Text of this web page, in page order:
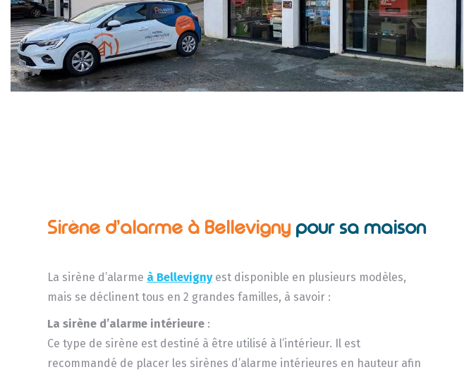
Sirène d’alarme à Bellevigny pour sa maison
La sirène d’alarme à Bellevignyest disponible en plusieurs modèles,
mais se déclinent tous en 2 grandes familles, à savoir :
La sirène d’alarme intérieure :
Ce type de sirène est destiné à être utilisé à l’intérieur. Il est
recommandé de placer les sirènes d’alarme intérieures en hauteur afin